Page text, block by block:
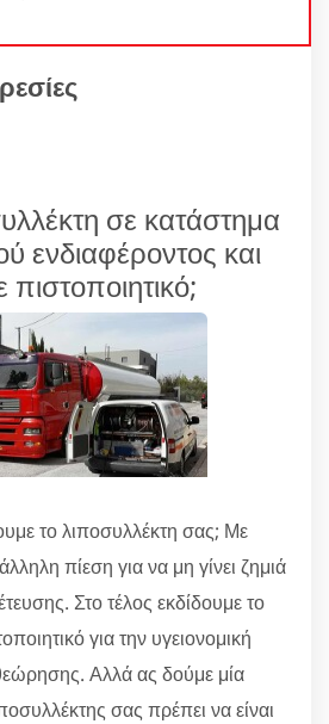
σε κατάστημα
ενδιαφέροντος και
πιστοποιητικό;
το λιποσυλλέκτη σας; Με
πίεση για να μη γίνει ζημιά
Στο τέλος εκδίδουμε το
για την υγειονομική
Αλλά ας δούμε μία
σας πρέπει να είναι